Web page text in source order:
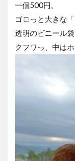
一個500円。
ゴロっと大きな
透明のビニール
クフワっ、中はホ